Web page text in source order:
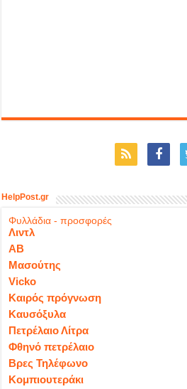
HelpPost.gr
Φυλλάδια - προσφορές
Λιντλ
ΑΒ
Μασούτης
Vicko
Καιρός πρόγνωση
Καυσόξυλα
Πετρέλαιο Λίτρα
Φθηνό πετρέλαιο
Βρες Τηλέφωνο
Κομπιουτεράκι